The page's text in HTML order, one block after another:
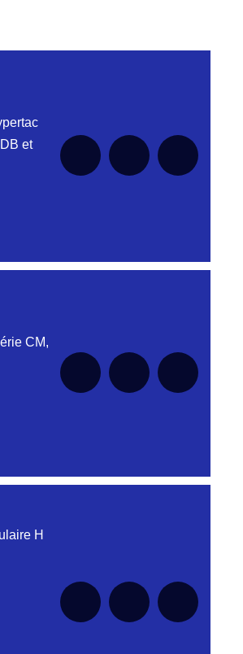
et
disponible pour cette série pour
CM,
disponible pour cette série pour
H